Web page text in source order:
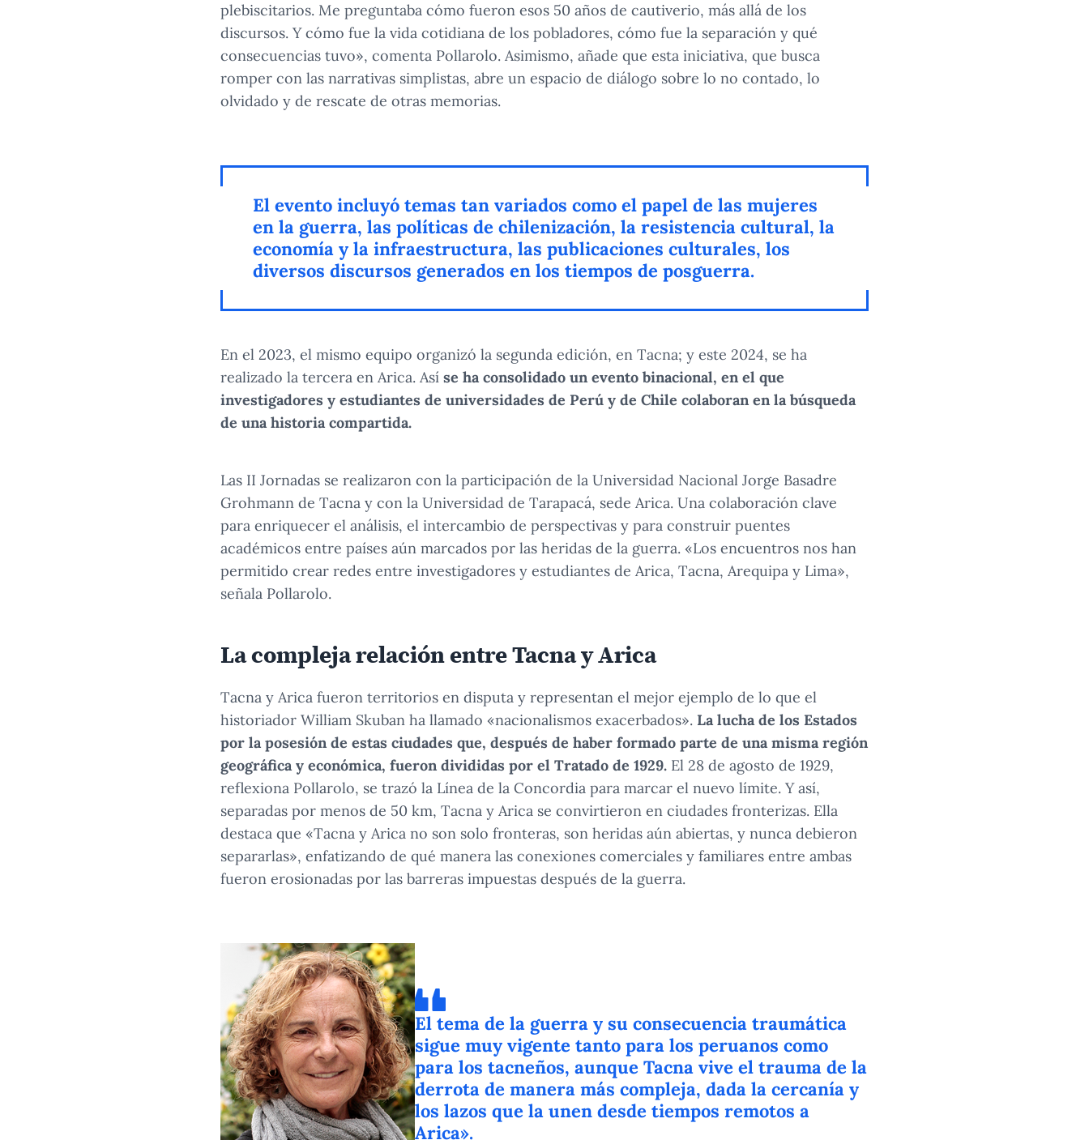
plebiscitarios. Me preguntaba cómo fueron esos 50 años de cautiverio, más allá de los
discursos. Y cómo fue la vida cotidiana de los pobladores, cómo fue la separación y qué
consecuencias tuvo», comenta Pollarolo. Asimismo, añade que esta iniciativa, que busca
romper con las narrativas simplistas, abre un espacio de diálogo sobre lo no contado, lo
olvidado y de rescate de otras memorias.
El evento incluyó temas tan variados como el papel de las mujeres
en la guerra, las políticas de chilenización, la resistencia cultural, la
economía y la infraestructura, las publicaciones culturales, los
diversos discursos generados en los tiempos de posguerra.
En el 2023, el mismo equipo organizó la segunda edición, en Tacna; y este 2024, se ha
realizado la tercera en Arica. Así se ha consolidado un evento binacional, en el que
investigadores y estudiantes de universidades de Perú y de Chile colaboran en la búsqueda
de una historia compartida.
Las II Jornadas se realizaron con la participación de la Universidad Nacional Jorge Basadre
Grohmann de Tacna y con la Universidad de Tarapacá, sede Arica. Una colaboración clave
para enriquecer el análisis, el intercambio de perspectivas y para construir puentes
académicos entre países aún marcados por las heridas de la guerra. «Los encuentros nos han
permitido crear redes entre investigadores y estudiantes de Arica, Tacna, Arequipa y Lima»​,
señala Pollarolo.
La compleja relación entre Tacna y Arica
Tacna y Arica fueron territorios en disputa y representan el mejor ejemplo de lo que el
historiador William Skuban ha llamado «nacionalismos exacerbados». La lucha de los Estados
por la posesión de estas ciudades que, después de haber formado parte de una misma región
geográfica y económica, fueron divididas por el Tratado de 1929. El 28 de agosto de 1929,
reflexiona Pollarolo, se trazó la Línea de la Concordia para marcar el nuevo límite. Y así,
separadas por menos de 50 km, Tacna y Arica se convirtieron en ciudades fronterizas. Ella
destaca que «Tacna y Arica no son solo fronteras, son heridas aún abiertas, y nunca debieron
separarlas»​, enfatizando de qué manera las conexiones comerciales y familiares entre ambas
fueron erosionadas por las barreras impuestas después de la guerra.
El tema de la guerra y su consecuencia traumática
sigue muy vigente tanto para los peruanos como
para los tacneños, aunque Tacna vive el trauma de la
derrota de manera más compleja, dada la cercanía y
los lazos que la unen desde tiempos remotos a
Arica».